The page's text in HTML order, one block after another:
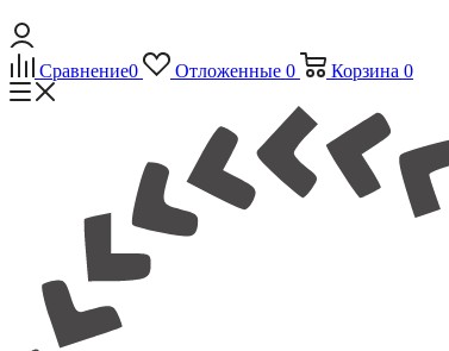
Сравнение0 Отложенные 0 Корзина 0